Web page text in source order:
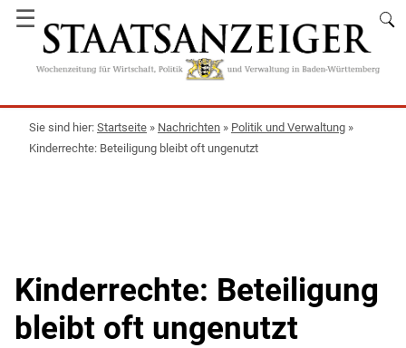
☰
Startseite » Nachrichten » Politik und Verwaltung »
Kinderrechte: Beteiligung bleibt oft ungenutzt
Kinderrechte: Beteiligung
bleibt oft ungenutzt